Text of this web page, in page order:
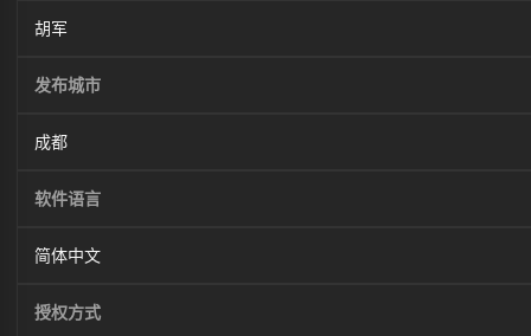
胡军
发布城市
成都
软件语言
简体中文
授权方式